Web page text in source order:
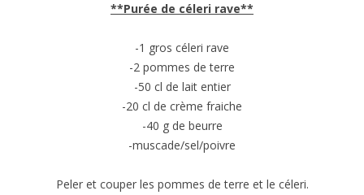
**Purée de céleri rave**
-1 gros céleri rave
-2 pommes de terre
-50 cl de lait entier
-20 cl de crème fraiche
-40 g de beurre
-muscade/sel/poivre
Peler et couper les pommes de terre et le céleri.